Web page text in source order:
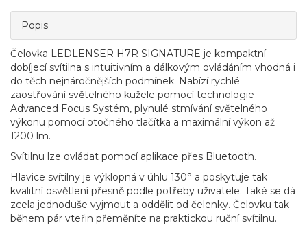
Popis
Čelovka LEDLENSER H7R SIGNATURE je kompaktní
dobíjecí svítilna s intuitivním a dálkovým ovládáním vhodná i
do těch nejnáročnějších podmínek. Nabízí rychlé
zaostřování světelného kužele pomocí technologie
Advanced Focus Systém, plynulé stmívání světelného
výkonu pomocí otočného tlačítka a maximální výkon až
1200 lm.
Svítilnu lze ovládat pomocí aplikace přes Bluetooth.
Hlavice svítilny je výklopná v úhlu 130° a poskytuje tak
kvalitní osvětlení přesně podle potřeby uživatele. Také se dá
zcela jednoduše vyjmout a oddělit od čelenky. Čelovku tak
během pár vteřin přeměníte na praktickou ruční svítilnu.